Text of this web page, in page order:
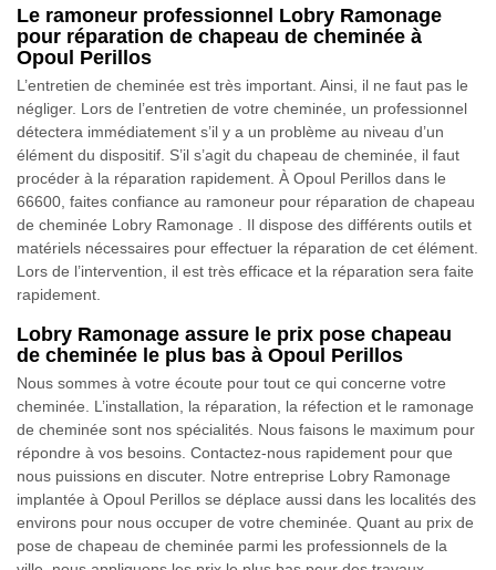
Le ramoneur professionnel Lobry Ramonage
pour réparation de chapeau de cheminée à
Opoul Perillos
L’entretien de cheminée est très important. Ainsi, il ne faut pas le
négliger. Lors de l’entretien de votre cheminée, un professionnel
détectera immédiatement s’il y a un problème au niveau d’un
élément du dispositif. S’il s’agit du chapeau de cheminée, il faut
procéder à la réparation rapidement. À Opoul Perillos dans le
66600, faites confiance au ramoneur pour réparation de chapeau
de cheminée Lobry Ramonage . Il dispose des différents outils et
matériels nécessaires pour effectuer la réparation de cet élément.
Lors de l’intervention, il est très efficace et la réparation sera faite
rapidement.
Lobry Ramonage assure le prix pose chapeau
de cheminée le plus bas à Opoul Perillos
Nous sommes à votre écoute pour tout ce qui concerne votre
cheminée. L’installation, la réparation, la réfection et le ramonage
de cheminée sont nos spécialités. Nous faisons le maximum pour
répondre à vos besoins. Contactez-nous rapidement pour que
nous puissions en discuter. Notre entreprise Lobry Ramonage
implantée à Opoul Perillos se déplace aussi dans les localités des
environs pour nous occuper de votre cheminée. Quant au prix de
pose de chapeau de cheminée parmi les professionnels de la